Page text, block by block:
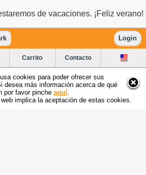
de vacaciones. ¡Feliz verano!
Login
Carrito Contacto
cookies para poder ofrecer sus
desea más información acerca de qué
por favor pinche aquí
implica la aceptación de estas cookies.